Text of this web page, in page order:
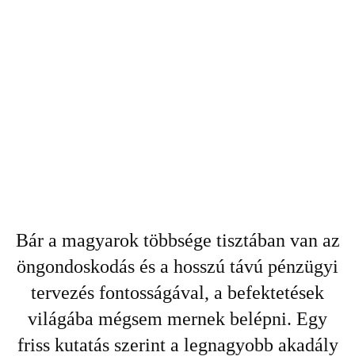
Bár a magyarok többsége tisztában van az
öngondoskodás és a hosszú távú pénzügyi
tervezés fontosságával, a befektetések
világába mégsem mernek belépni. Egy
friss kutatás szerint a legnagyobb akadály